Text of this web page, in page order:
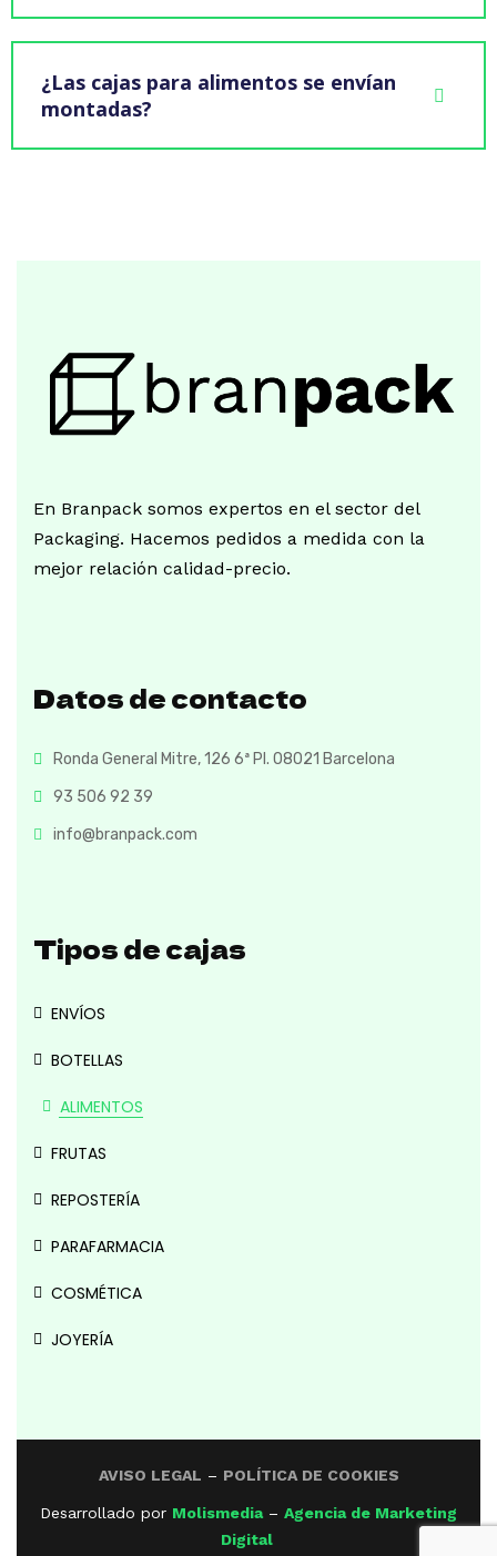
¿Las cajas para alimentos se envían
montadas?
En Branpack somos expertos en el sector del
Packaging. Hacemos pedidos a medida con la
mejor relación calidad-precio.
Datos de contacto
Ronda General Mitre, 126 6ª Pl. 08021 Barcelona
93 506 92 39
info@branpack.com
Tipos de cajas
ENVÍOS
BOTELLAS
ALIMENTOS
FRUTAS
REPOSTERÍA
PARAFARMACIA
COSMÉTICA
JOYERÍA
AVISO LEGAL – POLÍTICA DE COOKIES
Desarrollado por Molismedia– Agencia de Marketing
Digital